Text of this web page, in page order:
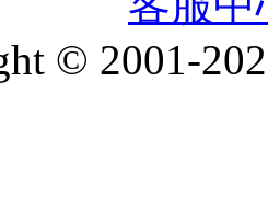
© 2001-